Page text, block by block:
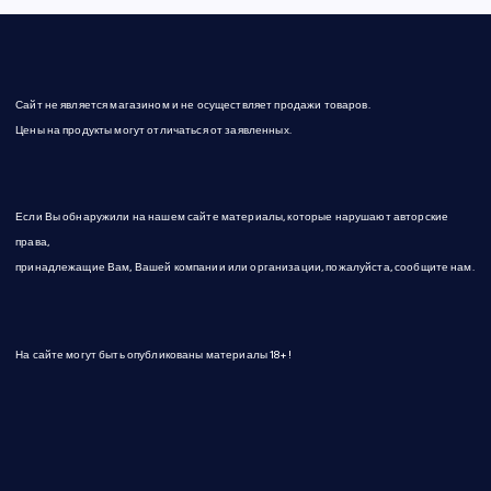
Сайт не является магазином и не осуществляет продажи товаров.
Цены на продукты могут отличаться от заявленных.
Если Вы обнаружили на нашем сайте материалы, которые нарушают авторские
права,
принадлежащие Вам, Вашей компании или организации, пожалуйста, сообщите нам.
На сайте могут быть опубликованы материалы 18+!